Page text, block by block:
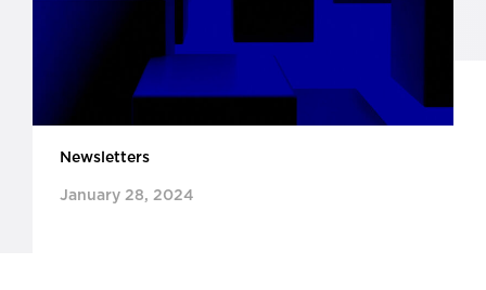
Newsletters
January 28, 2024